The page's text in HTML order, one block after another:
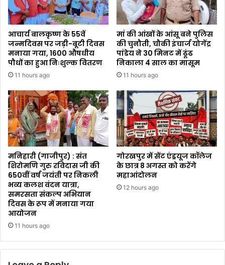
आचार्य बालकृष्ण के 55वें
जन्मदिवस पर जड़ी-बूटी दिवस
मनाया गया, 1600 औषधीय
पौधों का हुआ निःशुल्क वितरण
11 hours ago
मां की आंखों के आंसू बने पुलिस
की चुनौती, चौकी इंचार्ज योगेंद्र
पांडेय ने 30 मिनट में ढूंढ
निकाला 4 साल का मासूम
11 hours ago
मनिहारी (गाजीपुर) : संत
शिरोमणि गुरु रविदास जी की
650वीं वर्ष जयंती पर निकली
भव्य कलश वंदन यात्रा,
समरसता संकल्प अभियान
दिवस के रूप में मनाया गया
आयोजन
11 hours ago
गोरखपुर में सेंट एंड्रयूज कॉलेज
के छात्र 8 अगस्त को करेंगे
महाआंदोलन
12 hours ago